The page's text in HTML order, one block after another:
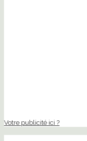
Votre publicité ici ?